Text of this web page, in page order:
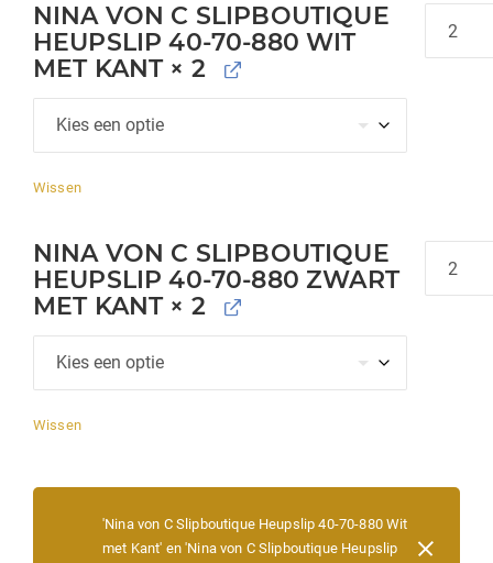
NINA VON C SLIPBOUTIQUE
HEUPSLIP 40-70-880 WIT
MET KANT× 2
Wissen
NINA VON C SLIPBOUTIQUE
HEUPSLIP 40-70-880 ZWART
MET KANT× 2
Wissen
'Nina von C Slipboutique Heupslip 40-70-880 Wit
met Kant' en 'Nina von C Slipboutique Heupslip